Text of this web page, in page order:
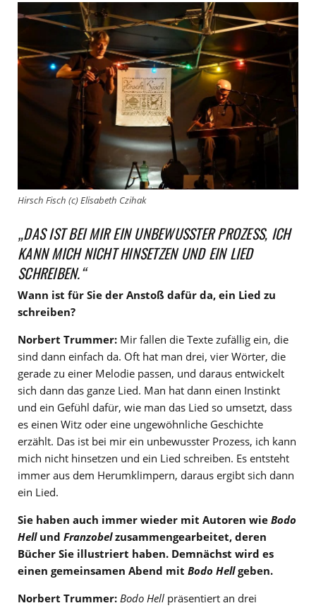
Hirsch Fisch (c) Elisabeth Czihak
„DAS IST BEI MIR EIN UNBEWUSSTER PROZESS, ICH
KANN MICH NICHT HINSETZEN UND EIN LIED
SCHREIBEN.“
Wann ist für Sie der Anstoß dafür da, ein Lied zu
schreiben?
Norbert Trummer: Mir fallen die Texte zufällig ein, die
sind dann einfach da. Oft hat man drei, vier Wörter, die
gerade zu einer Melodie passen, und daraus entwickelt
sich dann das ganze Lied. Man hat dann einen Instinkt
und ein Gefühl dafür, wie man das Lied so umsetzt, dass
es einen Witz oder eine ungewöhnliche Geschichte
erzählt. Das ist bei mir ein unbewusster Prozess, ich kann
mich nicht hinsetzen und ein Lied schreiben. Es entsteht
immer aus dem Herumklimpern, daraus ergibt sich dann
ein Lied.
Sie haben auch immer wieder mit Autoren wie Bodo
Hellund Franzobelzusammengearbeitet, deren
Bücher Sie illustriert haben. Demnächst wird es
einen gemeinsamen Abend mit Bodo Hellgeben.
Norbert Trummer: Bodo Hell präsentiert an drei